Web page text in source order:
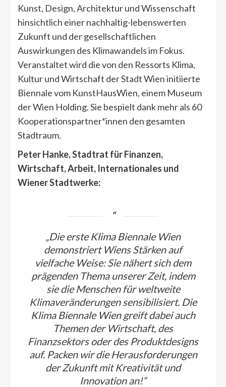
Kunst, Design, Architektur und Wissenschaft
hinsichtlich einer nachhaltig-lebenswerten
Zukunft und der gesellschaftlichen
Auswirkungen des Klimawandels im Fokus.
Veranstaltet wird die von den Ressorts Klima,
Kultur und Wirtschaft der Stadt Wien initiierte
Biennale vom KunstHausWien, einem Museum
der Wien Holding. Sie bespielt dank mehr als 60
Kooperationspartner*innen den gesamten
Stadtraum.
Peter Hanke, Stadtrat für Finanzen,
Wirtschaft, Arbeit, Internationales und
Wiener Stadtwerke:
„Die erste Klima Biennale Wien
demonstriert Wiens Stärken auf
vielfache Weise: Sie nähert sich dem
prägenden Thema unserer Zeit, indem
sie die Menschen für weltweite
Klimaveränderungen sensibilisiert. Die
Klima Biennale Wien greift dabei auch
Themen der Wirtschaft, des
Finanzsektors oder des Produktdesigns
auf. Packen wir die Herausforderungen
der Zukunft mit Kreativität und
Innovation an!“